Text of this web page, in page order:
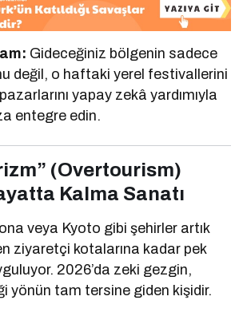
Gideceğiniz bölgenin sadece
değil, o haftaki yerel festivallerini
yapay zekâ yardımıyla
entegre edin.
(Overtourism)
Kalma Sanatı
veya Kyoto gibi şehirler artık
ziyaretçi kotalarına kadar pek
2026’da zeki gezgin,
yönün tam tersine giden kişidir.